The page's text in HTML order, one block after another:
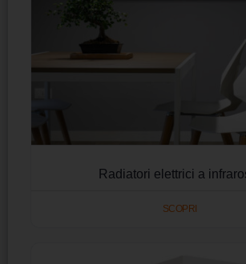
Radiatori elettrici a
SCOPRI